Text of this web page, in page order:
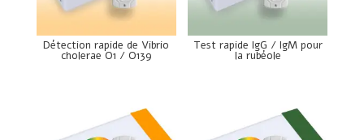
Détection rapide de Vibrio
cholerae O1 / O139
Test rapide IgG / IgM pour
la rubéole